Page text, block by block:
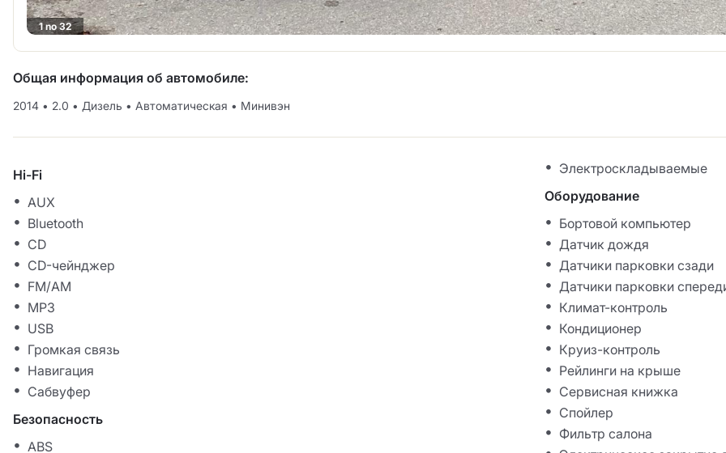
1 no 32
Общая информация об автомобиле:
2014 • 2.0 • Дизель • Автоматическая • Минивэн
Hi-Fi
AUX
Bluetooth
CD
CD-чейнджер
FM/AM
MP3
USB
Громкая связь
Навигация
Сабвуфер
Безопасность
ABS
Электроскладываемые
Оборудование
Бортовой компьютер
Датчик дождя
Датчики парковки сзади
Датчики парковки
Климат-контроль
Кондиционер
Круиз-контроль
Рейлинги на крыше
Сервисная книжка
Спойлер
Фильтр салона